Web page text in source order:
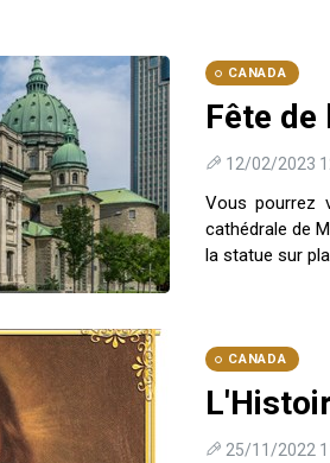
CANADA
Fête
12/02/2023
Vous pourrez
cathédrale de
la statue sur
CANADA
25/11/2022